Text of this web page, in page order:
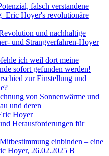
falsch verstandene
Eric Hoyer's revolutionäre
und nachhaltige
und Strangverfahren-Hoyer
ich weil dort meine
sofort gefunden werden!
zur Einstellung und
von Sonnenwärme und
und deren
Hoyer
Herausforderungen für
einbinden – eine
Hoyer, 26.02.2025 B